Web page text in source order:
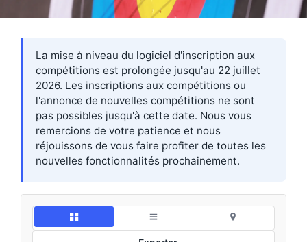
La mise à niveau du logiciel d'inscription aux
compétitions est prolongée jusqu'au 22 juillet
2026. Les inscriptions aux compétitions ou
l'annonce de nouvelles compétitions ne sont
pas possibles jusqu'à cette date. Nous vous
remercions de votre patience et nous
réjouissons de vous faire profiter de toutes les
nouvelles fonctionnalités prochainement.